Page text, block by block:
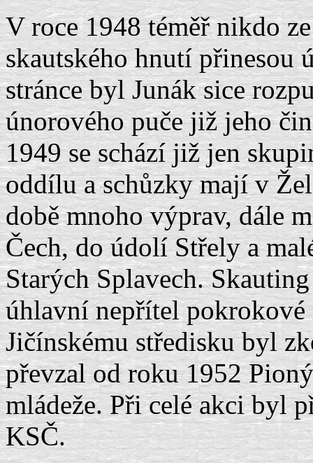
V roce 1948 téměř nikdo
skautského hnutí přinesou
stránce byl Junák sice
únorového puče již jeho
1949 se schází již jen
oddílu a schůzky mají v
době mnoho výprav, dále
Čech, do údolí Střely a
Starých Splavech.
úhlavní nepřítel pokrokové
Jičínskému středisku byl
převzal od roku 1952
mládeže. Při celé akci byl
KSČ.